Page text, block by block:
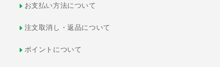
お支払い方法について
注文取消し・返品について
ポイントについて